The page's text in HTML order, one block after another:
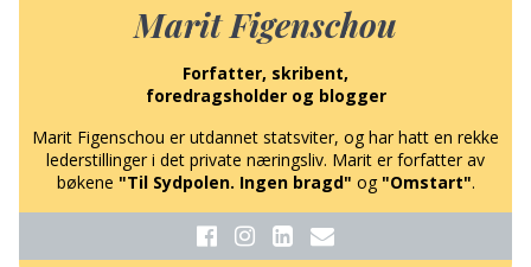
Marit Figenschou
Forfatter, skribent,
foredragsholder og blogger
Marit Figenschou er utdannet statsviter, og har hatt en rekke
lederstillinger i det private næringsliv. Marit er forfatter av
bøkene "Til Sydpolen. Ingen bragd" og "Omstart".